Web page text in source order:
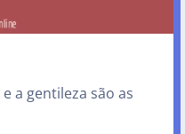
a gentileza são as